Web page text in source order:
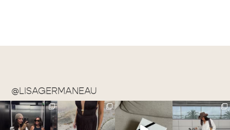
@LISAGERMANEAU